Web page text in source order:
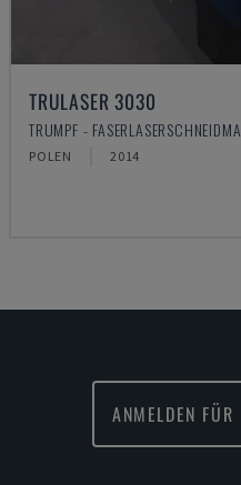
TRULASER 3030
TRUMPF -
POLEN 2014
ANMELDEN FÜR